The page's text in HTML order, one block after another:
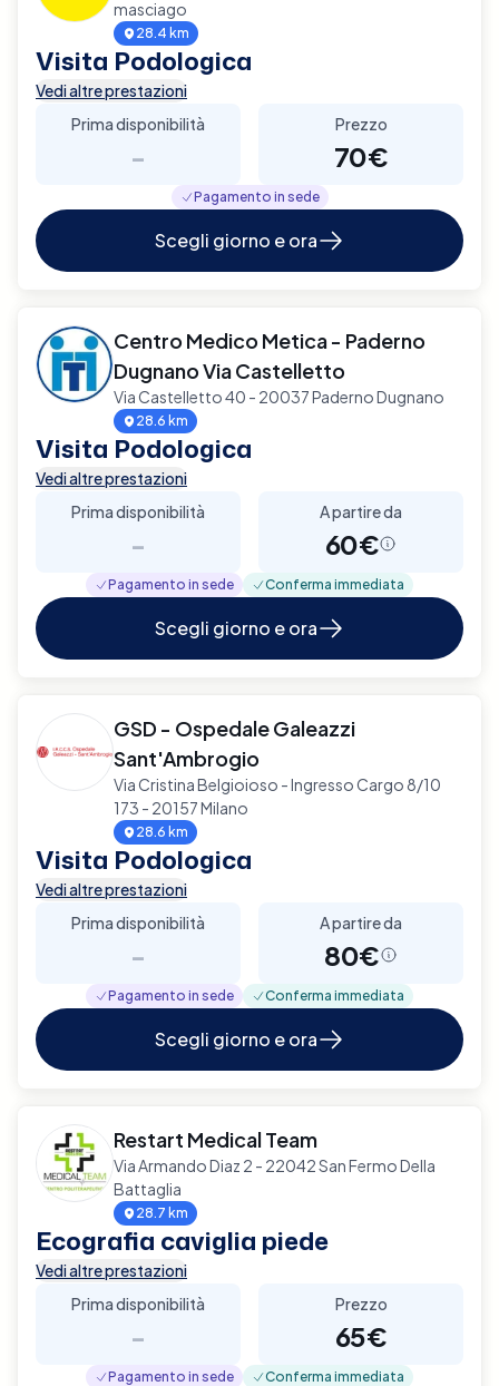
masciago
28.4 km
Visita Podologica
Vedi altre prestazioni
Prima disponibilità
-
Prezzo
70€
Pagamento in sede
Scegli giorno e ora
Centro Medico Metica - Paderno
Dugnano Via Castelletto
Via Castelletto 40 - 20037 Paderno Dugnano
28.6 km
Visita Podologica
Vedi altre prestazioni
Prima disponibilità
-
A partire da
60€
Pagamento in sede Conferma immediata
Scegli giorno e ora
GSD - Ospedale Galeazzi
Sant'Ambrogio
Via Cristina Belgioioso - Ingresso Cargo 8/10
173 - 20157 Milano
28.6 km
Visita Podologica
Vedi altre prestazioni
Prima disponibilità
-
A partire da
80€
Pagamento in sede Conferma immediata
Scegli giorno e ora
Restart Medical Team
Via Armando Diaz 2 - 22042 San Fermo Della
Battaglia
28.7 km
Ecografia caviglia piede
Vedi altre prestazioni
Prima disponibilità
-
Prezzo
65€
Pagamento in sede Conferma immediata